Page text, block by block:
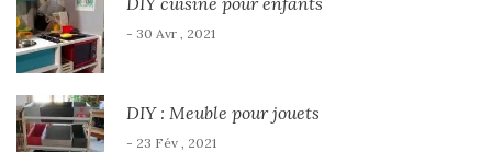
- 30 Avr , 2021
DIY : Meuble pour jouets
- 23 Fév , 2021